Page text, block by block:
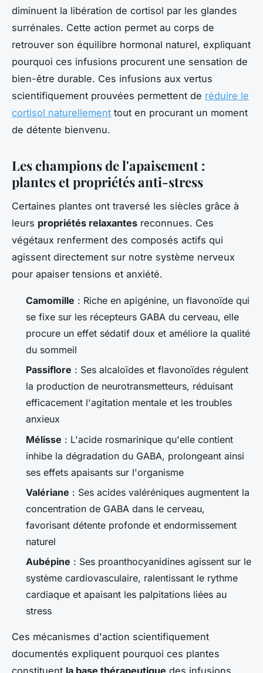
diminuent la libération de cortisol par les glandes
surrénales. Cette action permet au corps de
retrouver son équilibre hormonal naturel, expliquant
pourquoi ces infusions procurent une sensation de
bien-être durable. Ces infusions aux vertus
scientifiquement prouvées permettent de réduire le
cortisol naturellement tout en procurant un moment
de détente bienvenu.
Les champions de l'apaisement :
plantes et propriétés anti-stress
Certaines plantes ont traversé les siècles grâce à
leurs propriétés relaxantes reconnues. Ces
végétaux renferment des composés actifs qui
agissent directement sur notre système nerveux
pour apaiser tensions et anxiété.
Camomille : Riche en apigénine, un flavonoïde qui
se fixe sur les récepteurs GABA du cerveau, elle
procure un effet sédatif doux et améliore la qualité
du sommeil
Passiflore : Ses alcaloïdes et flavonoïdes régulent
la production de neurotransmetteurs, réduisant
efficacement l'agitation mentale et les troubles
anxieux
Mélisse : L'acide rosmarinique qu'elle contient
inhibe la dégradation du GABA, prolongeant ainsi
ses effets apaisants sur l'organisme
Valériane : Ses acides valéréniques augmentent la
concentration de GABA dans le cerveau,
favorisant détente profonde et endormissement
naturel
Aubépine : Ses proanthocyanidines agissent sur le
système cardiovasculaire, ralentissant le rythme
cardiaque et apaisant les palpitations liées au
stress
Ces mécanismes d'action scientifiquement
documentés expliquent pourquoi ces plantes